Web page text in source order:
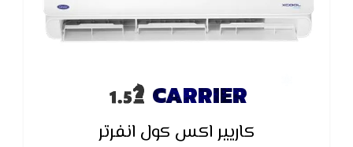
CARRIER
كاريير اكس كول انفرتر